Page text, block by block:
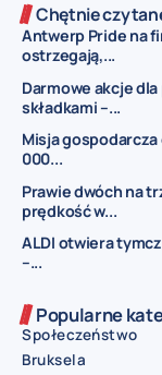
Chętnie
Antwerp Pride na
ostrzegają,...
Darmowe akcje
składkami –...
Misja gospodarcza
000...
Prawie dwóch na
prędkość w...
ALDI otwiera
–...
Popularne
Społeczeństwo
Bruksela